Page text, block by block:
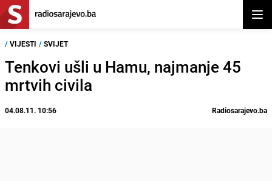
/ VIJESTI / SVIJET
Tenkovi ušli u Hamu, najmanje 45
mrtvih civila
04.08.11. 10:56 Radiosarajevo.ba